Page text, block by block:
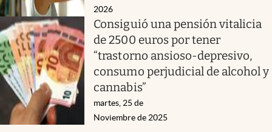
2026
Consiguió una pensión vitalicia
de 2500 euros por tener
“trastorno ansioso-depresivo,
consumo perjudicial de alcohol y
cannabis”
martes, 25 de
Noviembre de 2025